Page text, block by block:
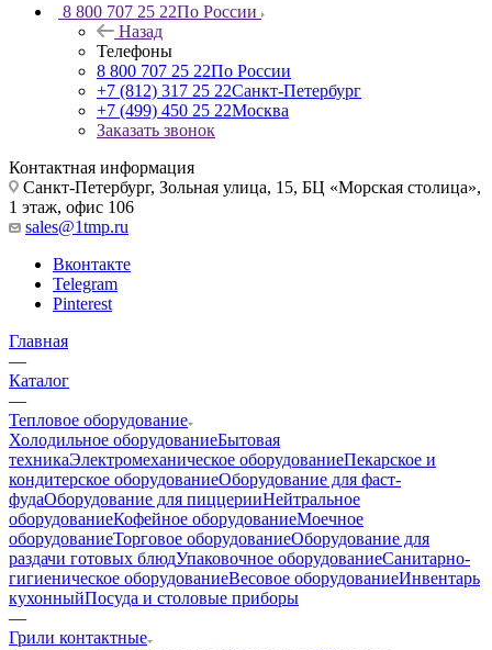
8 800 707 25 22По России
Назад
Телефоны
8 800 707 25 22По России
+7 (812) 317 25 22Санкт-Петербург
+7 (499) 450 25 22Москва
Заказать звонок
Контактная информация
Санкт-Петербург, Зольная улица, 15, БЦ «Морская столица»,
1 этаж, офис 106
sales@1tmp.ru
Вконтакте
Telegram
Pinterest
Главная
—
Каталог
—
Тепловое оборудование
Холодильное оборудованиеБытовая
техникаЭлектромеханическое оборудованиеПекарское и
кондитерское оборудованиеОборудование для фаст-
фудаОборудование для пиццерииНейтральное
оборудованиеКофейное оборудованиеМоечное
оборудованиеТорговое оборудованиеОборудование для
раздачи готовых блюдУпаковочное оборудованиеСанитарно-
гигиеническое оборудованиеВесовое оборудованиеИнвентарь
кухонныйПосуда и столовые приборы
—
Грили контактные